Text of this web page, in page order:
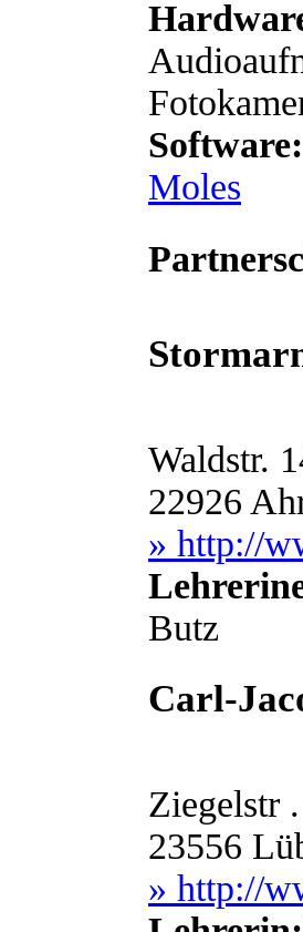
Software:
Moles
Waldstr.
22926
» http://
Butz
Carl-
Ziegelstr
23556
» http://